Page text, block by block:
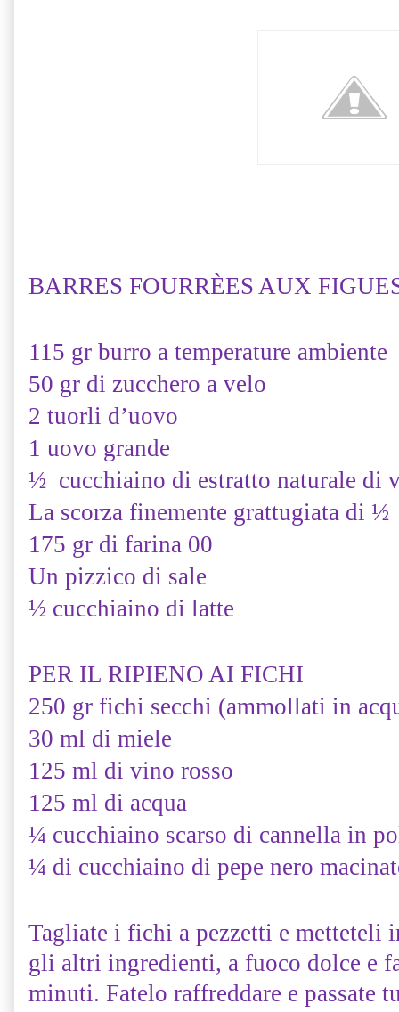
BARRES FOURRÈES AUX
115 gr burro a temperature ambiente
50 gr di zucchero a velo
2 tuorli d’uovo
1 uovo grande
½ cucchiaino di estratto naturale di
La scorza finemente grattugiata di
175 gr di farina 00
Un pizzico di sale
½ cucchiaino di latte
PER IL RIPIENO AI FICHI
250 gr fichi secchi (ammollati in
30 ml di miele
125 ml di vino rosso
125 ml di acqua
¼ cucchiaino scarso di cannella in
¼ di cucchiaino di pepe nero
Tagliate i fichi a pezzetti e metteteli
gli altri ingredienti, a fuoco dolce e
minuti. Fatelo raffreddare e passate